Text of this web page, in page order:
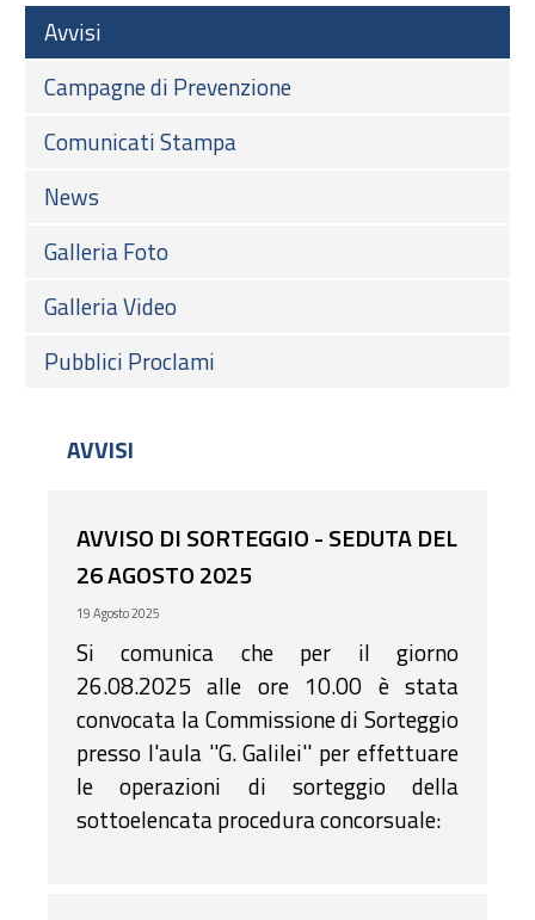
Avvisi
Campagne di Prevenzione
Comunicati Stampa
News
Galleria Foto
Galleria Video
Pubblici Proclami
AVVISI
AVVISO DI SORTEGGIO - SEDUTA DEL
26 AGOSTO 2025
19 Agosto 2025
Si comunica che per il giorno
26.08.2025 alle ore 10.00 è stata
convocata la Commissione di Sorteggio
presso l'aula ''G. Galilei'' per effettuare
le operazioni di sorteggio della
sottoelencata procedura concorsuale: